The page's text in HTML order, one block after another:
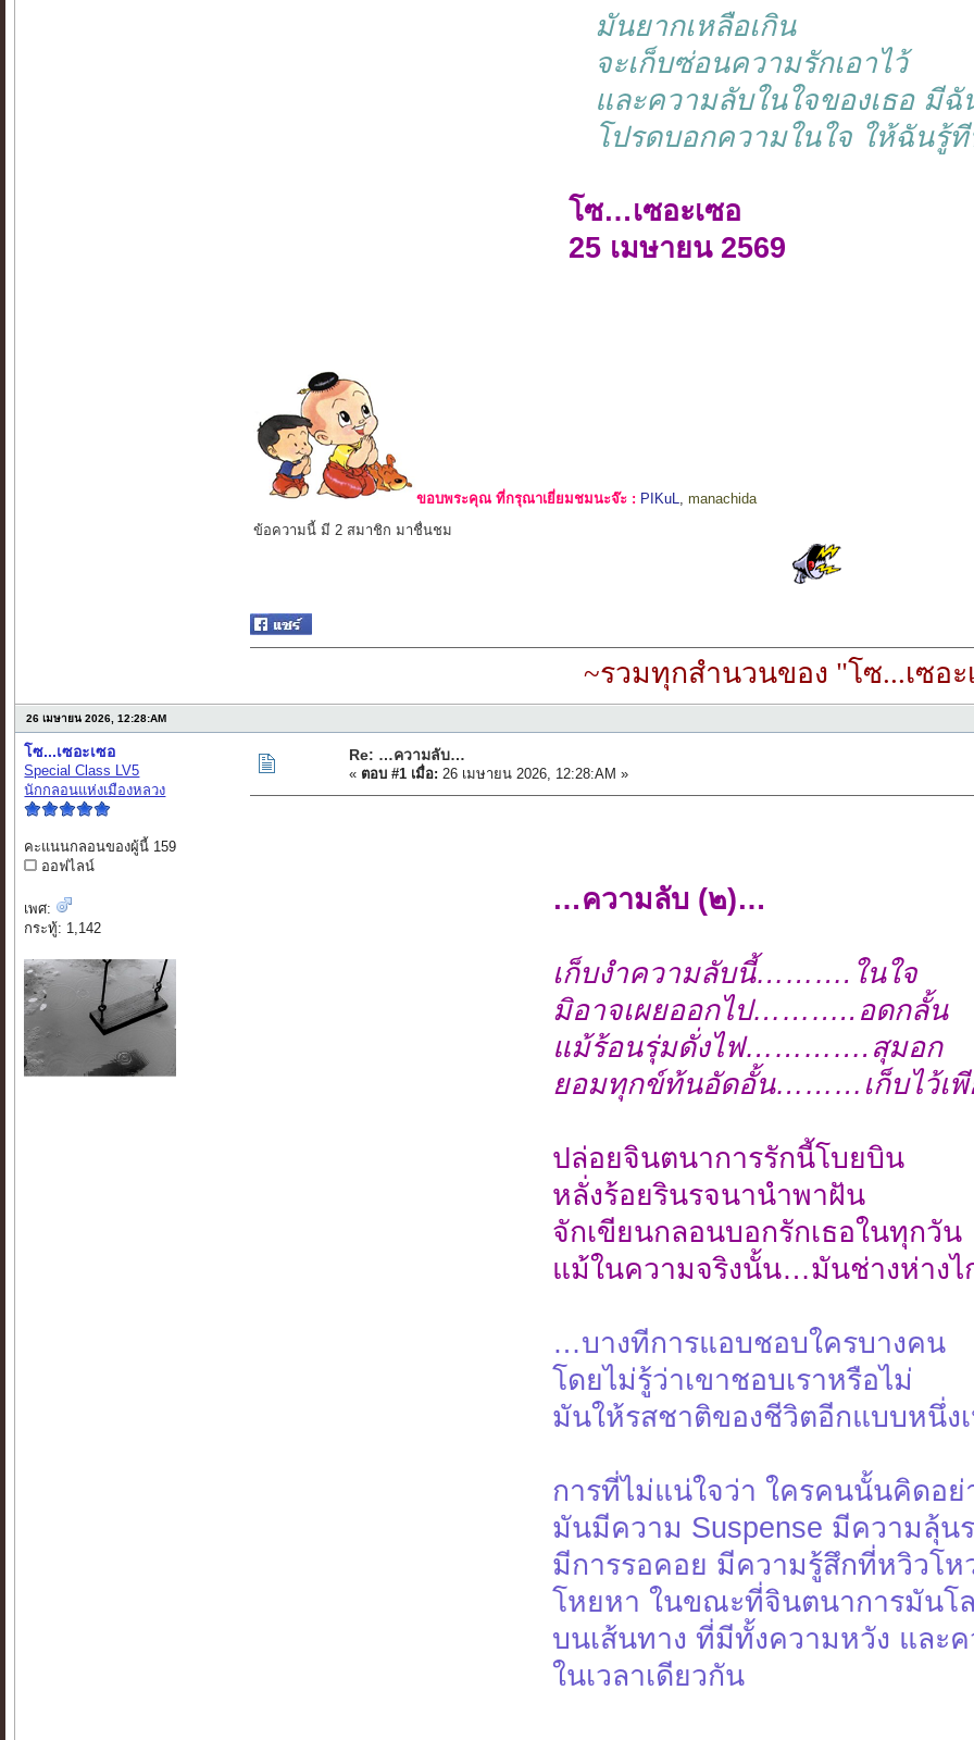
มันยากเหลือเกิน
จะเก็บซ่อนความรักเอาไว้
และความลับในใจของเธอ มีฉั
โปรดบอกความในใจ ให้ฉันรู้ที
โซ…เซอะเซอ
25 เมษายน 2569
ขอบพระคุณ ที่กรุณาเยี่ยมชมนะจ๊ะ : PIKuL,manachida
ข้อความนี้ มี 2 สมาชิก มาชื่นชม
~รวมทุกสำนวนของ "โซ...เซอะ
26 เมษายน 2026, 12:28:AM
โซ...เซอะเซอ
Special Class LV5
นักกลอนแห่งเมืองหลวง
คะแนนกลอนของผู้นี้ 159
ออฟไลน์
เพศ:
กระทู้: 1,142
Re: …ความลับ…
« ตอบ #1 เมื่อ: 26 เมษายน 2026, 12:28:AM »
…ความลับ (๒)…
เก็บงำความลับนี้……….ในใจ
มิอาจเผยออกไป………..อดกลั้น
แม้ร้อนรุ่มดั่งไฟ………….สุมอก
ยอมทุกข์ท้นอัดอั้น………เก็บไว้เพี
ปล่อยจินตนาการรักนี้โบยบิน
หลั่งร้อยรินรจนานำพาฝัน
จักเขียนกลอนบอกรักเธอในทุกวัน
แม้ในความจริงนั้น…มันช่างห่างไ
…บางทีการแอบชอบใครบางคน
โดยไม่รู้ว่าเขาชอบเราหรือไม่
มันให้รสชาติของชีวิตอีกแบบหนึ่ง
การที่ไม่แน่ใจว่า ใครคนนั้นคิดอย่
มันมีความ Suspense มีความลุ้น
มีการรอคอย มีความรู้สึกที่หวิวโห
โหยหา ในขณะที่จินตนาการมันโ
บนเส้นทาง ที่มีทั้งความหวัง และ
ในเวลาเดียวกัน